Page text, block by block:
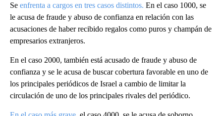
Se enfrenta a cargos en tres casos distintos. En el caso 1000, se
le acusa de fraude y abuso de confianza en relación con las
acusaciones de haber recibido regalos como puros y champán de
empresarios extranjeros.
En el caso 2000, también está acusado de fraude y abuso de
confianza y se le acusa de buscar cobertura favorable en uno de
los principales periódicos de Israel a cambio de limitar la
circulación de uno de los principales rivales del periódico.